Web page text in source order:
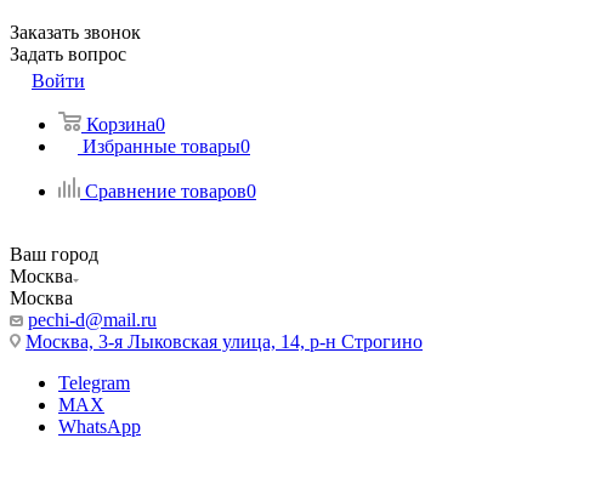
Заказать звонок
Задать вопрос
Войти
Корзина0
Избранные товары0
Сравнение товаров0
Ваш город
Москва
Москва
pechi-d@mail.ru
Москва, 3-я Лыковская улица, 14, р-н Строгино
Telegram
MAX
WhatsApp